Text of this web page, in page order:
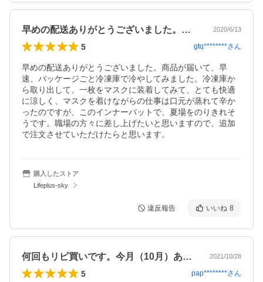
早めの配送ありがとうございました。商品… 2020/6/13
5 gtq********さん
早めの配送ありがとうございました。商品が届いて、早
速、パッケージごと冷凍庫で冷やしてみました。冷凍庫か
ら取り出して、一枚をマスクに装着してみて、とても快適
に涼しく、マスクを着けながらの仕事は口元が蒸れて辛か
ったのですが、このインナーパットで、夏場をのりきれそ
うです。職場の方々に差し上げたいと思いますので、追加
で注文させていただけたらと思います。
購入したストア
Lifeplus-sky
違反報告 いいね 8
何回もリピ買いです。今月（10月）あた… 2021/10/28
5 pap********さん